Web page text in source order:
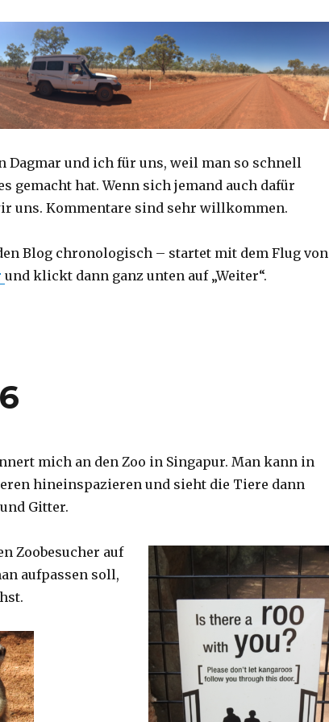
Dagmar und ich für uns, weil man so schnell
gemacht hat. Wenn sich jemand auch dafür
uns. Kommentare sind sehr willkommen.
Blog chronologisch – startet mit dem Flug von
und klickt dann ganz unten auf „Weiter“.
mich an den Zoo in Singapur. Man kann in
hineinspazieren und sieht die Tiere dann
Gitter.
Zoobesucher auf
aufpassen soll,